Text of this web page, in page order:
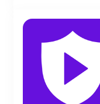
برای تنظیم صدای